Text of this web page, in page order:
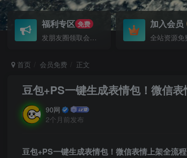
福利专区 免费
发朋友圈领取会员！
加入会员
全站资源免
首页 会员免费 正文
豆包+PS一键生成表情包！微信
90网
2个月前发布
豆包+PS一键生成表情包！微信表情上架全流